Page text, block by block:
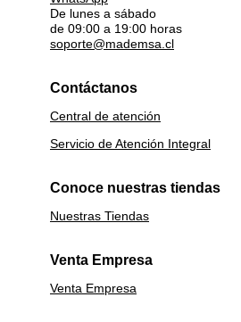
De lunes a sábado
de 09:00 a 19:00 horas
soporte@mademsa.cl
Contáctanos
Central de atención
Servicio de Atención Integral
Conoce nuestras tiendas
Nuestras Tiendas
Venta Empresa
Venta Empresa